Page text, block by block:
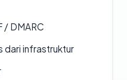
/ DMARC
dari infrastruktur